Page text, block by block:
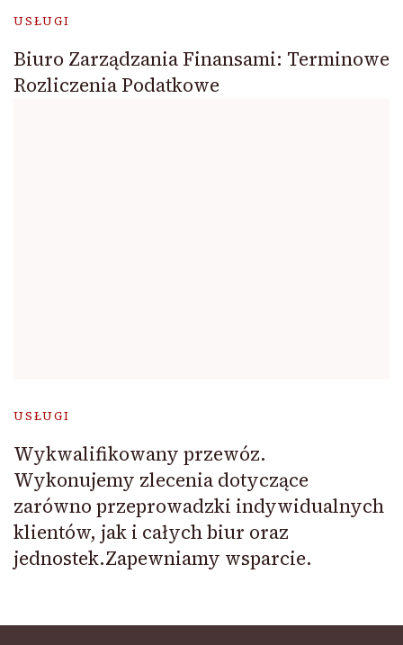
USŁUGI
Biuro Zarządzania Finansami: Terminowe
Rozliczenia Podatkowe
USŁUGI
Wykwalifikowany przewóz.
Wykonujemy zlecenia dotyczące
zarówno przeprowadzki indywidualnych
klientów, jak i całych biur oraz
jednostek.Zapewniamy wsparcie.